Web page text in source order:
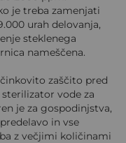
je treba zamenjati
urah delovanja,
steklenega
nameščena.
zaščito pred
vode za
je za gospodinjstva,
in vse
z večjimi količinami